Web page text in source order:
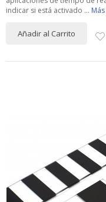
indicar si está activado ...
Añadir al Carrito